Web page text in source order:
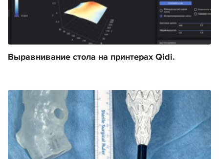
Выравнивание стола на принтерах Qidi.